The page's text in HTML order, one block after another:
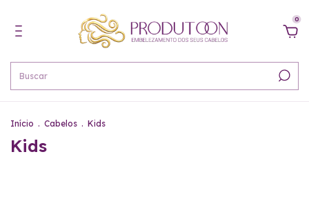
0
Início . Cabelos . Kids
Kids